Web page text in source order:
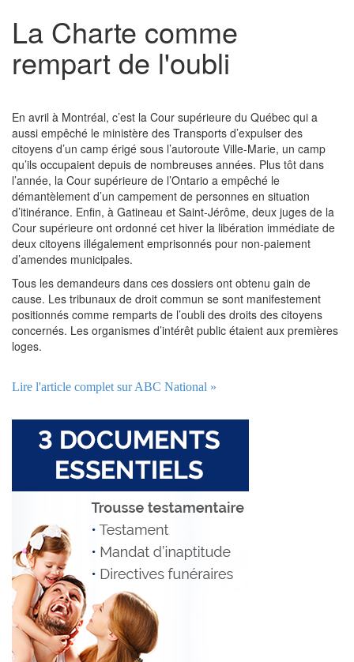
La Charte comme
rempart de l'oubli
En avril à Montréal, c’est la Cour supérieure du Québec qui a
aussi empêché le ministère des Transports d’expulser des
citoyens d’un camp érigé sous l’autoroute Ville-Marie, un camp
qu’ils occupaient depuis de nombreuses années. Plus tôt dans
l’année, la Cour supérieure de l’Ontario a empêché le
démantèlement d’un campement de personnes en situation
d’itinérance. Enfin, à Gatineau et Saint-Jérôme, deux juges de la
Cour supérieure ont ordonné cet hiver la libération immédiate de
deux citoyens illégalement emprisonnés pour non-paiement
d’amendes municipales.
Tous les demandeurs dans ces dossiers ont obtenu gain de
cause. Les tribunaux de droit commun se sont manifestement
positionnés comme remparts de l’oubli des droits des citoyens
concernés. Les organismes d’intérêt public étaient aux premières
loges.
Lire l'article complet sur ABC National »